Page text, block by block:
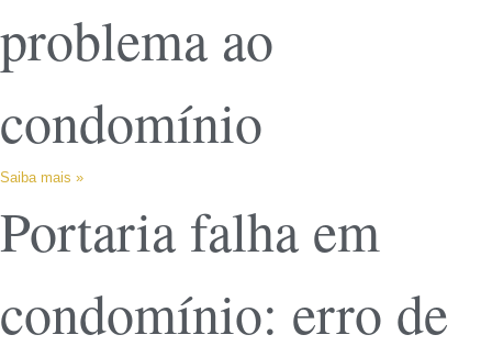
problema ao
condomínio
Saiba mais »
Portaria falha em
condomínio: erro de